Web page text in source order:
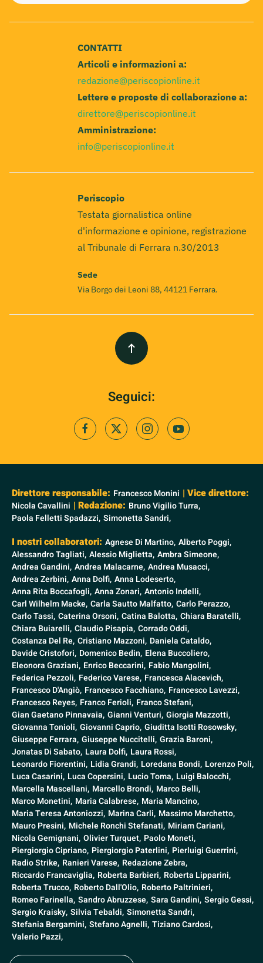
CONTATTI
Articoli e informazioni a:
redazione@periscopionline.it
Lettere e proposte di collaborazione a:
direttore@periscopionline.it
Amministrazione:
info@periscopionline.it
Periscopio
Testata giornalistica online
d'informazione e opinione, registrazione
al Tribunale di Ferrara n.30/2013
Sede
Via Borgo dei Leoni 88, 44121 Ferrara.
Seguici:
Direttore responsabile: Francesco Monini | Vice direttore:
Nicola Cavallini | Redazione: Bruno Vigilio Turra,
Paola Felletti Spadazzi, Simonetta Sandri,
I nostri collaboratori: Agnese Di Martino, Alberto Poggi,
Alessandro Tagliati, Alessio Miglietta, Ambra Simeone,
Andrea Gandini, Andrea Malacarne, Andrea Musacci,
Andrea Zerbini, Anna Dolfi, Anna Lodeserto,
Anna Rita Boccafogli, Anna Zonari, Antonio Indelli,
Carl Wilhelm Macke, Carla Sautto Malfatto, Carlo Perazzo,
Carlo Tassi, Caterina Orsoni, Catina Balotta, Chiara Baratelli,
Chiara Buiarelli, Claudio Pisapia, Corrado Oddi,
Costanza Del Re, Cristiano Mazzoni, Daniela Cataldo,
Davide Cristofori, Domenico Bedin, Elena Buccoliero,
Eleonora Graziani, Enrico Beccarini, Fabio Mangolini,
Federica Pezzoli, Federico Varese, Francesca Alacevich,
Francesco D'Angiò, Francesco Facchiano, Francesco Lavezzi,
Francesco Reyes, Franco Ferioli, Franco Stefani,
Gian Gaetano Pinnavaia, Gianni Venturi, Giorgia Mazzotti,
Giovanna Tonioli, Giovanni Caprio, Giuditta Isotti Rosowsky,
Giuseppe Ferrara, Giuseppe Nuccitelli, Grazia Baroni,
Jonatas Di Sabato, Laura Dolfi, Laura Rossi,
Leonardo Fiorentini, Lidia Grandi, Loredana Bondi, Lorenzo Poli,
Luca Casarini, Luca Copersini, Lucio Toma, Luigi Balocchi,
Marcella Mascellani, Marcello Brondi, Marco Belli,
Marco Monetini, Maria Calabrese, Maria Mancino,
Maria Teresa Antoniozzi, Marina Carli, Massimo Marchetto,
Mauro Presini, Michele Ronchi Stefanati, Miriam Cariani,
Nicola Gemignani, Olivier Turquet, Paolo Moneti,
Piergiorgio Cipriano, Piergiorgio Paterlini, Pierluigi Guerrini,
Radio Strike, Ranieri Varese, Redazione Zebra,
Riccardo Francaviglia, Roberta Barbieri, Roberta Lipparini,
Roberta Trucco, Roberto Dall'Olio, Roberto Paltrinieri,
Romeo Farinella, Sandro Abruzzese, Sara Gandini, Sergio Gessi,
Sergio Kraisky, Silvia Tebaldi, Simonetta Sandri,
Stefania Bergamini, Stefano Agnelli, Tiziano Cardosi,
Valerio Pazzi,